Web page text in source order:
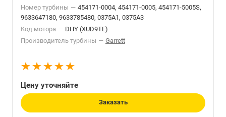
Номер турбины — 454171-0004, 454171-0005, 454171-5005S,
9633647180, 9633785480, 0375A1, 0375A3
Код мотора — DHY (XUD9TE)
Производитель турбины — Garrett
Цену уточняйте
Заказать